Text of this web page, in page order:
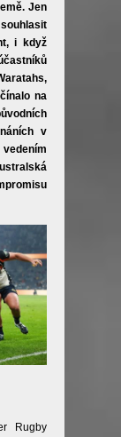
Jen
i když
na
v
Rugby